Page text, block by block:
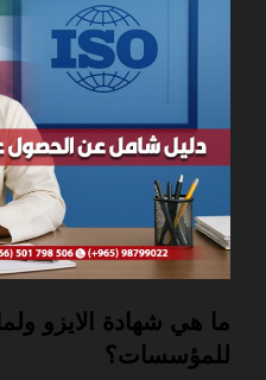
ما هي شهادة الايزو
للمؤسسات؟